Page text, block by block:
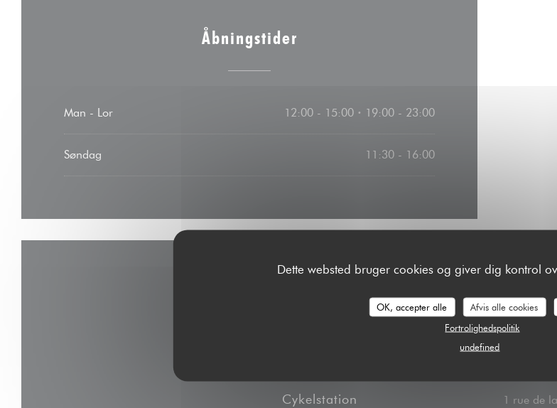
Dette websted bruger cookies og giver dig kontrol
OK, accepter alle Afvis alle cookies
Fortrolighedspolitik
undefined
Åbningstider
Man - Lor 12:00 - 15:00 • 19:00 - 23:00
Søndag 11:30 - 16:00
Adgang
Cykelstation 1 rue de